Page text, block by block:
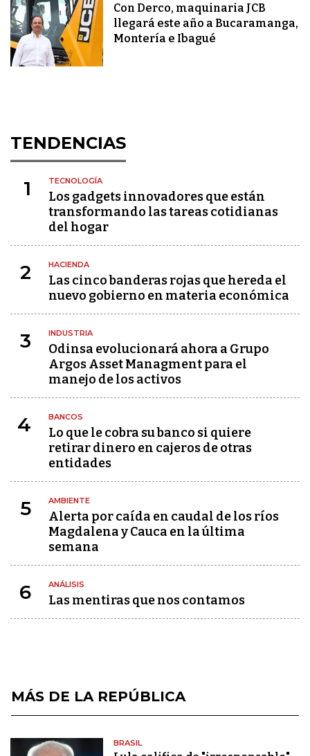
Con Derco, maquinaria JCB
llegará este año a Bucaramanga,
Montería e Ibagué
TENDENCIAS
1 TECNOLOGÍA
Los gadgets innovadores que están
transformando las tareas cotidianas
del hogar
2 HACIENDA
Las cinco banderas rojas que hereda el
nuevo gobierno en materia económica
3 INDUSTRIA
Odinsa evolucionará ahora a Grupo
Argos Asset Managment para el
manejo de los activos
4 BANCOS
Lo que le cobra su banco si quiere
retirar dinero en cajeros de otras
entidades
5 AMBIENTE
Alerta por caída en caudal de los ríos
Magdalena y Cauca en la última
semana
6 ANÁLISIS
Las mentiras que nos contamos
MÁS DE LA REPÚBLICA
BRASIL